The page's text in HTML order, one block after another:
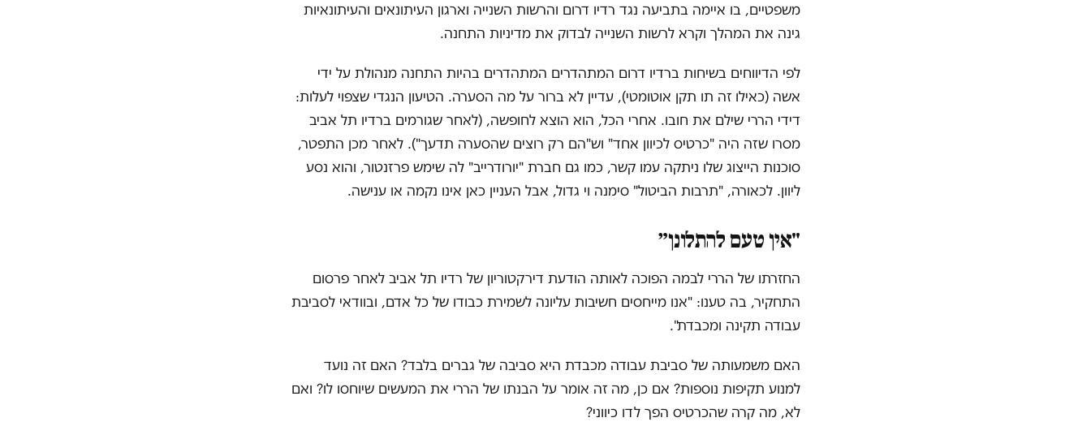
משפטיים, בו איימה בתביעה נגד רדיו דרום והרשות השנייה וארגון העיתונאים והעיתונאיות
גינה את המהלך וקרא לרשות השנייה לבדוק את מדיניות התחנה.
לפי הדיווחים בשיחות ברדיו דרום המתהדרים המתהדרים בהיות התחנה מנהולת על ידי
אשה (כאילו זה תו תקן אוטומטי), עדיין לא ברור על מה הסערה. הטיעון הנגדי שצפוי לעלות:
דידי הררי שילם את חובו. אחרי הכל, הוא הוצא לחופשה, (לאחר שגורמים ברדיו תל אביב
מסרו שזה היה "כרטיס לכיוון אחד" וש"הם רק רוצים שהסערה תדעך"). לאחר מכן התפטר,
סוכנות הייצוג שלו ניתקה עמו קשר, כמו גם חברת "יורודרייב" לה שימש פרזנטור, והוא נסע
ליוון. לכאורה, "תרבות הביטול" סימנה וי גדול, אבל העניין כאן אינו נקמה או ענישה.
"אין טעם להתלונן״
החזרתו של הררי לבמה הפוכה לאותה הודעת דירקטוריון של רדיו תל אביב לאחר פרסום
התחקיר, בה טענו: "אנו מייחסים חשיבות עליונה לשמירת כבודו של כל אדם, ובוודאי לסביבת
עבודה תקינה ומכבדת".
האם משמעותה של סביבת עבודה מכבדת היא סביבה של גברים בלבד? האם זה נועד
למנוע תקיפות נוספות? אם כן, מה זה אומר על הבנתו של הררי את המעשים שיוחסו לו? ואם
לא, מה קרה שהכרטיס הפך לדו כיווני?